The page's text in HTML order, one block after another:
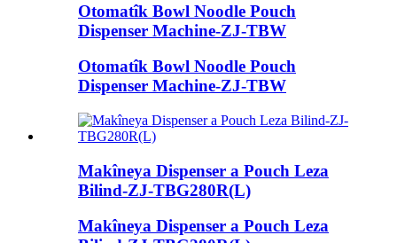
Otomatîk Bowl Noodle Pouch
Dispenser Machine-ZJ-TBW
Otomatîk Bowl Noodle Pouch
Dispenser Machine-ZJ-TBW
Makîneya Dispenser a Pouch Leza
Bilind-ZJ-TBG280R(L)
Makîneya Dispenser a Pouch Leza